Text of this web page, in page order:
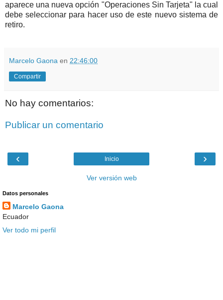
aparece una nueva opción "Operaciones Sin Tarjeta" la cual
debe seleccionar para hacer uso de este nuevo sistema de
retiro.
Marcelo Gaona en 22:46:00
Compartir
No hay comentarios:
Publicar un comentario
‹ ›
Inicio
Ver versión web
Datos personales
Marcelo Gaona
Ecuador
Ver todo mi perfil